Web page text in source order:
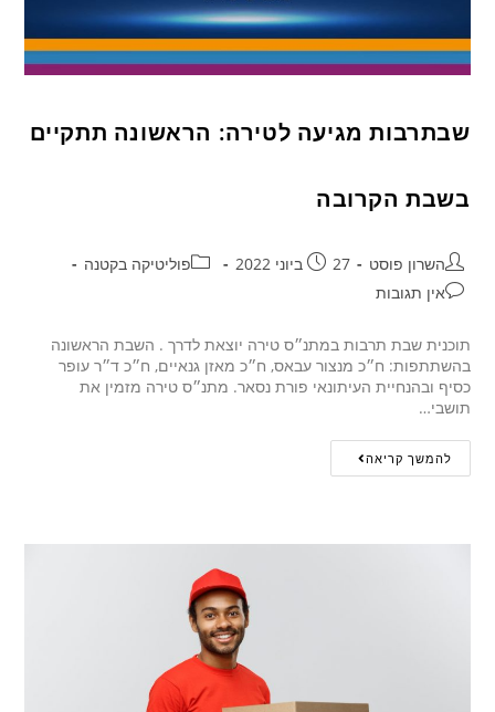
שבתרבות מגיעה לטירה: הראשונה תתקיים
בשבת הקרובה
השרון פוסט 27 ביוני 2022
פוליטיקה בקטנה
אין תגובות
תוכנית שבת תרבות במתנ״ס טירה יוצאת לדרך . השבת הראשונה
בהשתתפות: ח״כ מנצור עבאס, ח״כ מאזן גנאיים, ח״כ ד״ר עופר
כסיף ובהנחיית העיתונאי פורת נסאר. מתנ״ס טירה מזמין את
תושבי…
להמשך קריאה